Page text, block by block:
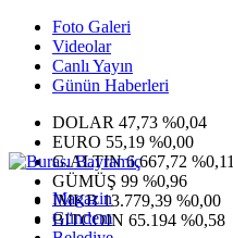
Foto Galeri
Videolar
Canlı Yayın
Günün Haberleri
DOLAR 47,73 %0,04
EURO 55,19 %0,00
G.ALTIN6.667,72 %0,11
GÜMÜŞ 99 %0,96
IMKB13.779,39 %0,00
BITCOIN 65.194 %0,58
Magazin
Gündem